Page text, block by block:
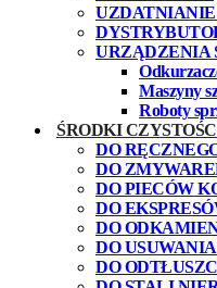
URZĄDZENIA
Maszyny
Roboty
ŚRODKI
DO
DO
DO PIECÓW
DO
DO
DO
DO